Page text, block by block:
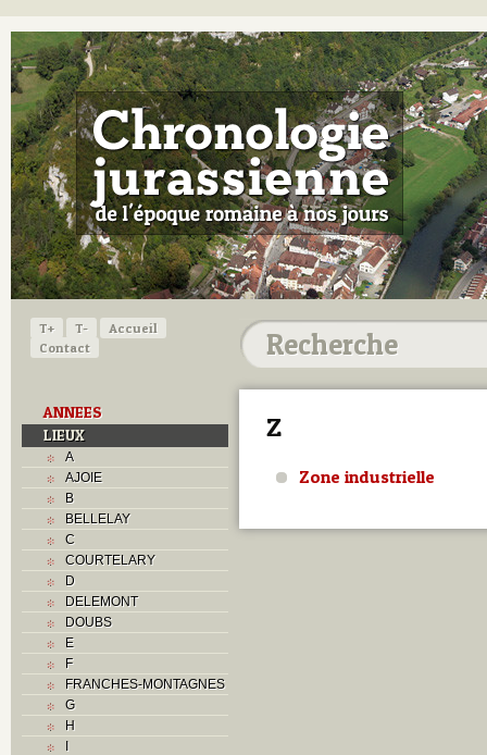
T+ T-
Accueil
Contact
ANNEES
LIEUX
A
AJOIE
B
BELLELAY
C
COURTELARY
D
DELEMONT
DOUBS
E
F
FRANCHES-MONTAGNES
G
H
I
Z
Zone industrielle